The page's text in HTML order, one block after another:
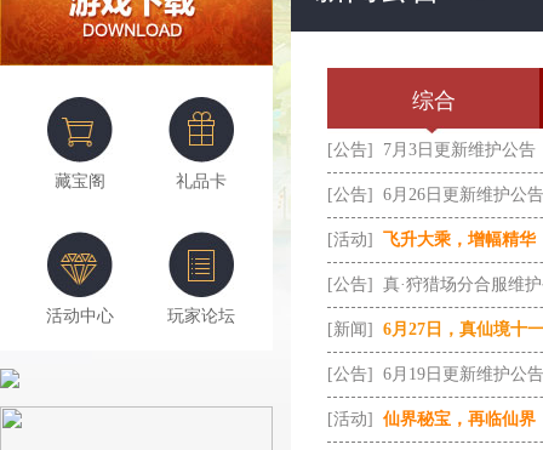
藏宝阁 礼品卡
活动中心 玩家论坛
综合
[公告] 7月3日更新维护公告
[公告] 6月26日更新维护公告
[活动] 飞升大乘，增幅精华
[公告] 真·狩猎场分合服维
[新闻] 6月27日，真仙境十
[公告] 6月19日更新维护公告
[活动] 仙界秘宝，再临仙界